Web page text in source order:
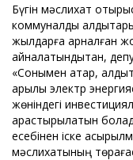
Бүгін мәслихат
коммуналдық
жылдарға арналған
айналатындықтан,
«Сонымен қатар,
арқылы электр
жөніндегі
қарастырылатын
есебінен іске
мәслихатының